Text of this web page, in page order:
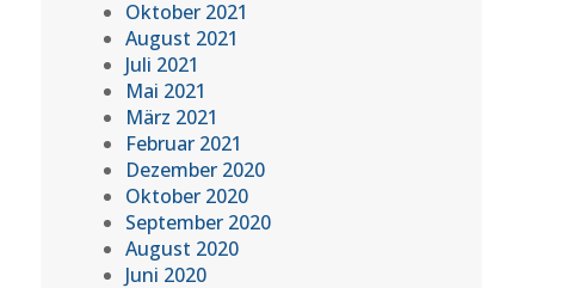
Oktober 2021
August 2021
Juli 2021
Mai 2021
März 2021
Februar 2021
Dezember 2020
Oktober 2020
September 2020
August 2020
Juni 2020